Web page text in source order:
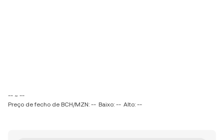
-- ~ --
Preço de fecho de BCH/MZN: -- Baixo: -- Alto: --